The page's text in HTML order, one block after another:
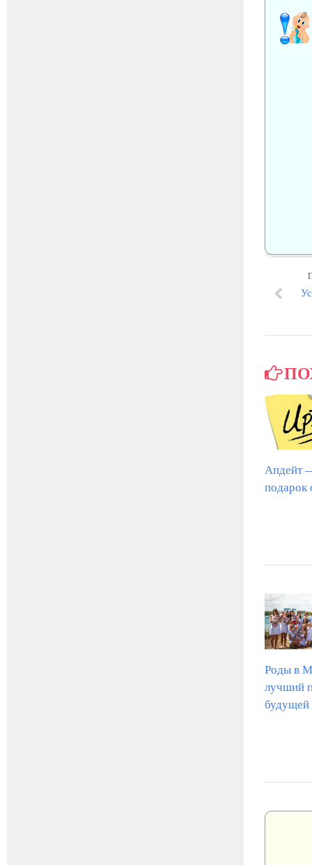
Апдейт
подарок
Роды в
лучший